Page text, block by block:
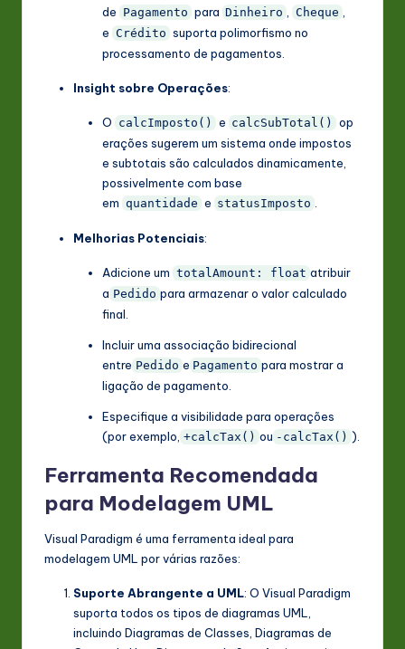
de Pagamento para Dinheiro Cheque
e Crédito suporta polimorfismo no
processamento de pagamentos.
Insight sobre Operações:
O calcImposto() e calcSubTotal()
op
erações sugerem um sistema onde impostos
e subtotais são calculados dinamicamente,
possivelmente com base
em quantidade e statusImposto
Melhorias Potenciais:
Adicione um totalAmount: float atribuir
a Pedido para armazenar o valor calculado
final.
Incluir uma associação bidirecional
entre Pedido e Pagamento para mostrar a
ligação de pagamento.
Especifique a visibilidade para operações
(por exemplo, +calcTax() ou -calcTax() ).
Ferramenta Recomendada
para Modelagem UML
Visual Paradigm é uma ferramenta ideal para
modelagem UML por várias razões:
Suporte Abrangente a UML: O Visual Paradigm
suporta todos os tipos de diagramas UML,
incluindo Diagramas de Classes, Diagramas de